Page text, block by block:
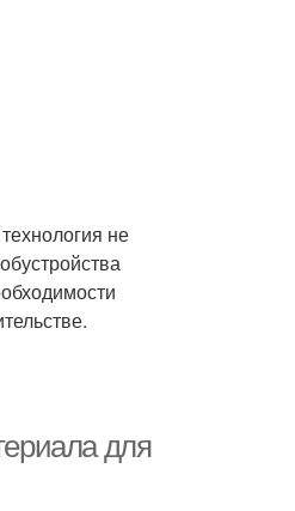
не
для